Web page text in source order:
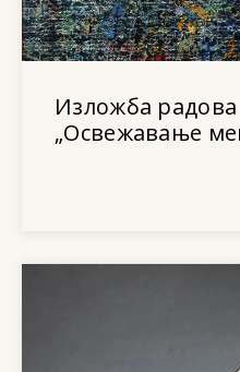
Изложба радова
„Освежавање